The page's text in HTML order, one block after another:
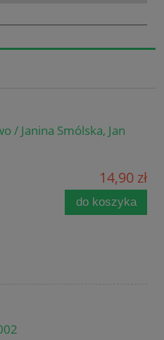
/ Janina Smólska, Jan
14,90 zł
do koszyka